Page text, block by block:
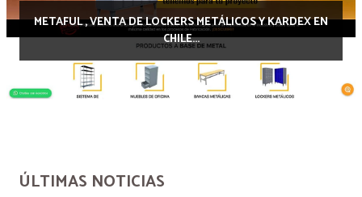
METAFUL , VENTA DE LOCKERS METÁLICOS Y KARDEX EN
CHILE...
ÚLTIMAS NOTICIAS